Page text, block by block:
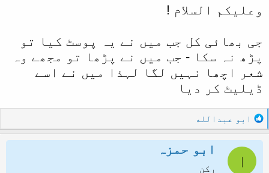
وعلیکم السلام !
جی بھائی کل جب میں نے یہ پوسٹ کیا تو
پڑھ نہ سکا - جب میں نے پڑھا تو مجھے وہ
شعر اچھا نہیں لگا لہذا میں نے اسے
ڈیلیٹ کر دیا
R
e
a
ابو عبدالله
ا
ابو حمزہ
رکن